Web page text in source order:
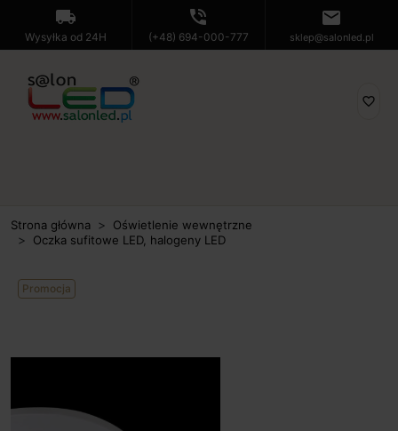
local_shipping
Wysyłka od 24H
phone_in_talk
(+48) 694-000-777
mail
sklep@salonled.pl
favorite_border
Strona główna
Oświetlenie wewnętrzne
Oczka sufitowe LED, halogeny LED
Promocja